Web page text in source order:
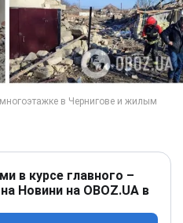
в курсе главного –
Новини на OBOZ.UA в